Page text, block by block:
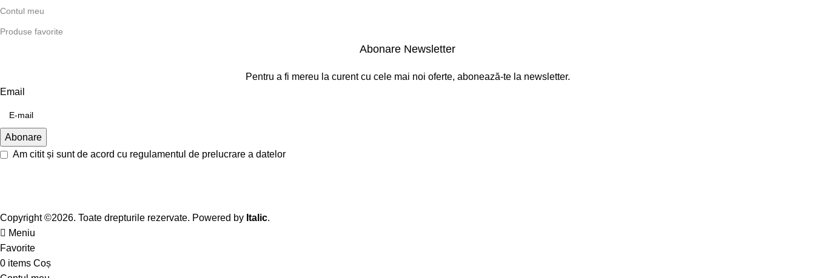
Contul meu
Produse favorite
Abonare Newsletter
Pentru a fi mereu la curent cu cele mai noi oferte, abonează-te la newsletter.
Email
Am citit și sunt de acord cu regulamentul de prelucrare a datelor
Copyright ©2026. Toate drepturile rezervate. Powered by Italic.
Meniu
Favorite
0 items Coș